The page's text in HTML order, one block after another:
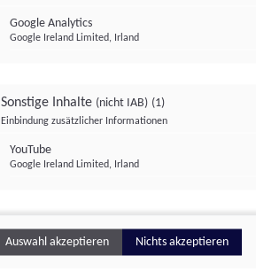
Google Analytics
Google Ireland Limited, Irland
Sonstige Inhalte (nicht IAB) (1)
Einbindung zusätzlicher Informationen
YouTube
Google Ireland Limited, Irland
Auswahl akzeptieren Nichts akzeptieren